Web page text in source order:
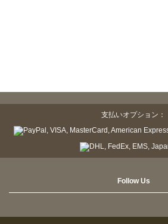
支払いオプション：
Follow Us